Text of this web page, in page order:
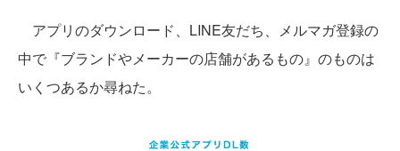
アプリのダウンロード、LINE友だち、メルマガ登録の
中で『ブランドやメーカーの店舗があるもの』のものは
いくつあるか尋ねた。